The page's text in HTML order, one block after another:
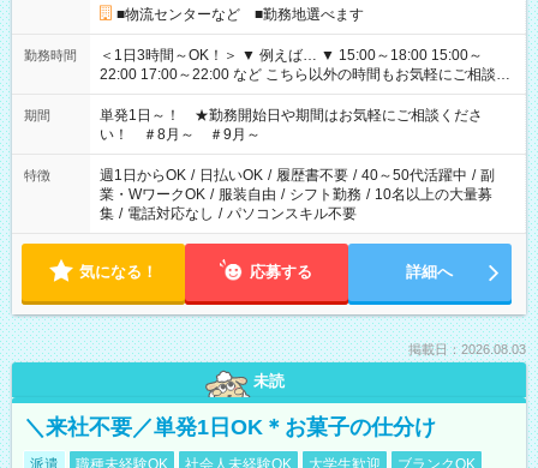
■物流センターなど ■勤務地選べます
勤務時間
＜1日3時間～OK！＞ ▼ 例えば… ▼ 15:00～18:00 15:00～
22:00 17:00～22:00 など こちら以外の時間もお気軽にご相談く
ださい！
期間
単発1日～！ ★勤務開始日や期間はお気軽にご相談くださ
い！ ＃8月～ ＃9月～
特徴 週1日からOK / 日払いOK / 履歴書不要 / 40～50代活躍中 / 副
業・WワークOK / 服装自由 / シフト勤務 / 10名以上の大量募
集 / 電話対応なし / パソコンスキル不要
気になる！ 応募する 詳細へ
掲載日：2026.08.03
未読
＼来社不要／単発1日OK＊お菓子の仕分け
派遣 職種未経験OK 社会人未経験OK 大学生歓迎 ブランクOK